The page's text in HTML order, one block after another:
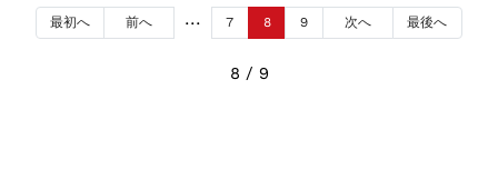
最初へ 前へ 7 8 9 次へ 最後へ
8 / 9